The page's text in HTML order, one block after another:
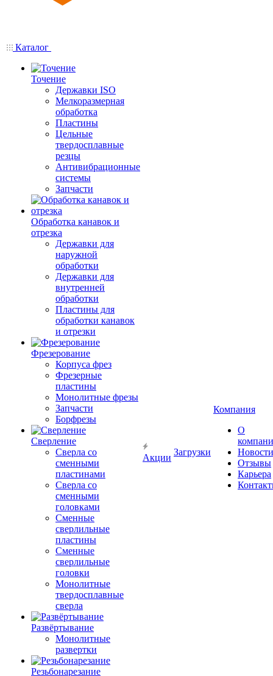
Каталог
Точение
Державки ISO
Мелкоразмерная
обработка
Пластины
Цельные
твердосплавные
резцы
Антивибрационные
системы
Запчасти
Обработка канавок и
отрезка
Державки для
наружной
обработки
Державки для
внутренней
обработки
Пластины для
обработки канавок
и отрезки
Фрезерование
Корпуса фрез
Фрезерные
пластины
Монолитные фрезы
Запчасти
Борфрезы
Сверление
Сверла со
сменными
пластинами
Сверла со
сменными
головками
Сменные
сверлильные
пластины
Сменные
сверлильные
головки
Монолитные
твердосплавные
сверла
Развёртывание
Монолитные
развертки
Резьбонарезание
Акции
Загрузки
Компания
О
Новости
Отзывы
Карьера